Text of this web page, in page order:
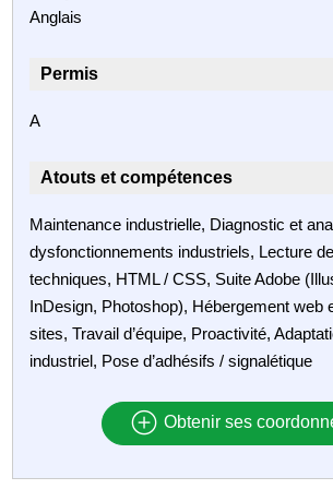
Anglais
Permis
A
Atouts et compétences
Maintenance industrielle, Diagnostic et
dysfonctionnements industriels, Lecture
techniques, HTML / CSS, Suite Adobe
InDesign, Photoshop), Hébergement web
sites, Travail d’équipe, Proactivité,
industriel, Pose d’adhésifs / signalétique
Obtenir ses